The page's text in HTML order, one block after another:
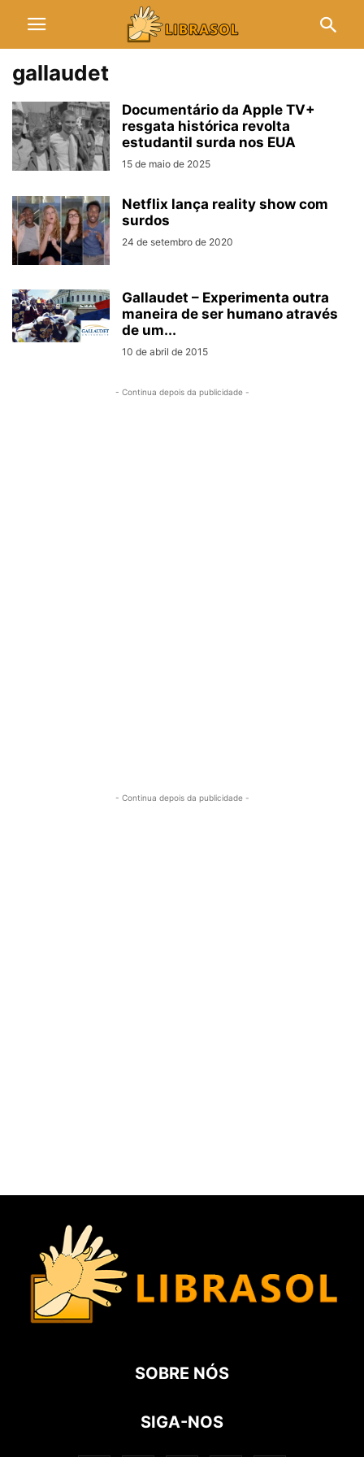
gallaudet
Documentário da Apple TV+
resgata histórica revolta
estudantil surda nos EUA
15 de maio de 2025
Netflix lança reality show com
surdos
24 de setembro de 2020
Gallaudet – Experimenta outra
maneira de ser humano através
de um...
10 de abril de 2015
- Continua depois da publicidade -
- Continua depois da publicidade -
SOBRE NÓS
SIGA-NOS